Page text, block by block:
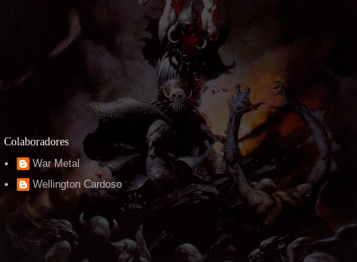
Colaboradores
War Metal
Wellington Cardoso